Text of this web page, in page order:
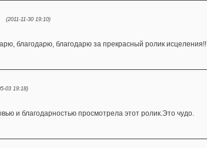
(2011-11-30 19:10)
благодарю, благодарю за прекрасный ролик исцеления!!
03 19:18)
и благодарностью просмотрела этот ролик.Это чудо.